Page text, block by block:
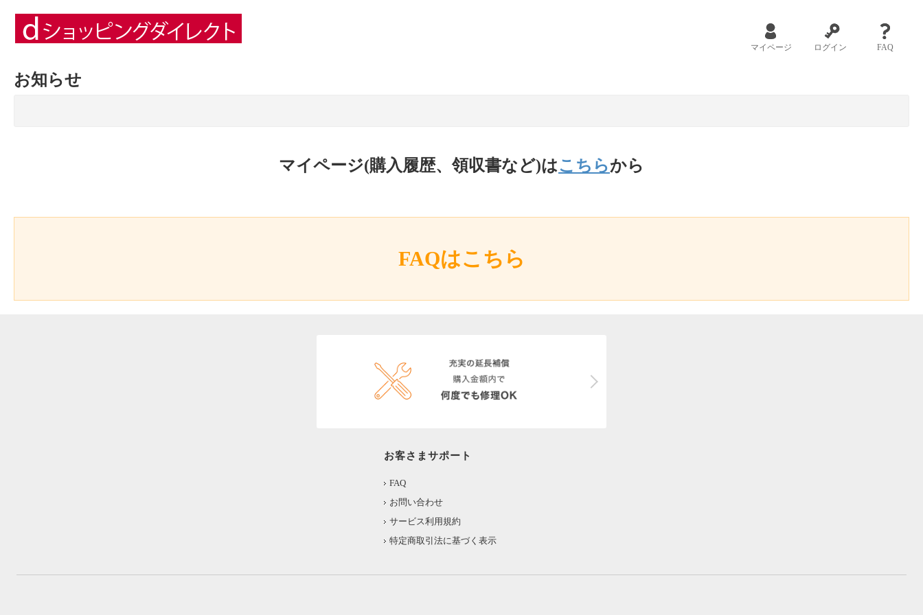
マイページ ログイン FAQ
お知らせ
マイページ(購入履歴、領収書など)はこちらから
FAQはこちら
お客さまサポート
FAQ
お問い合わせ
サービス利用規約
特定商取引法に基づく表示